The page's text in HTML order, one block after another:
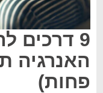
9 דרכים
פחות)